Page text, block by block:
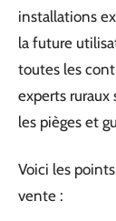
installations
la future
toutes les
experts
les pièges et
Voici les
vente :